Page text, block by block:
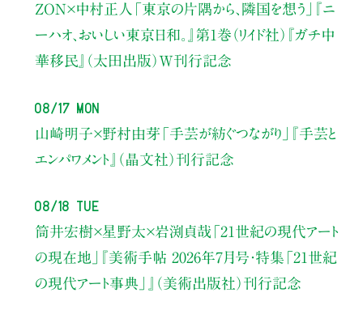
ZON×中村正人 「東京の片隅から、隣国を想う」
『ニ
ーハオ、おいしい東京日和。』第1巻（リイド社） 『ガチ中
華移民』（太田出版）W刊行記念
08/17 Mon
山崎明子×野村由芽 「手芸が紡ぐつながり」
『手芸と
エンパワメント』（晶文社）刊行記念
08/18 Tue
筒井宏樹×星野太×岩渕貞哉 「21世紀の現代アート
の現在地」
『美術手帖 2026年7月号・特集「21世紀
の現代アート事典」』（美術出版社）刊行記念